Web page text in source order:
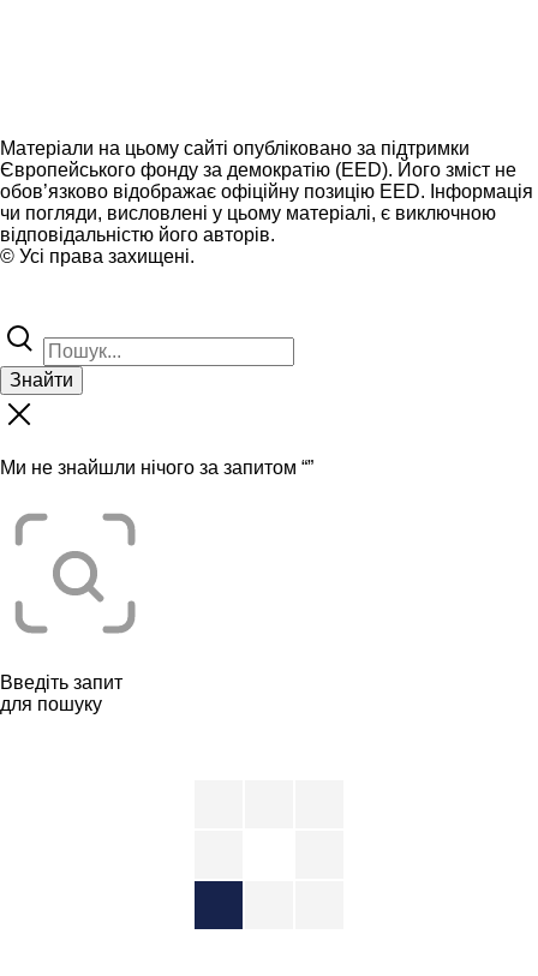
Матеріали на цьому сайті опубліковано за підтримки
Європейського фонду за демократію (EED). Його зміст не
обов’язково відображає офіційну позицію EED. Інформація
чи погляди, висловлені у цьому матеріалі, є виключною
відповідальністю його авторів.
© Усі права захищені.
Знайти
Ми не знайшли нічого за запитом “”
Введіть запит
для пошуку